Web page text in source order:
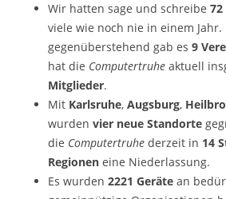
Wir hatten sage und schreibe
viele wie noch nie in einem Jahr.
gegenüberstehend gab es 9
hat die Computertruhe aktuell
Mitglieder.
Mit Karlsruhe, Augsburg,
wurden vier neue Standorte
die Computertruhe derzeit in 14
Regionen eine Niederlassung.
Es wurden 2221 Geräte an